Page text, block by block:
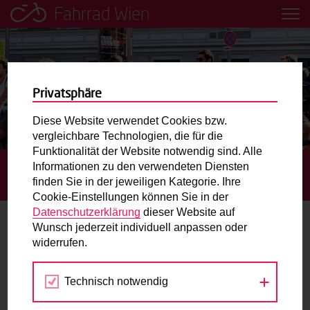
Fahrrad Wien
Leih dir einfach ein Transportfahrrad in deiner Nähe aus!
Mobilitätsbildung für Kinder und
Jugendliche
Radweg-Projektkarte
Routenplaner
Mit dem Fahrrad in Wien unterwegs? Hier finden Sie die
beste Route.
Wunschbox
Sie haben ein Anliegen zum Radverkehr? Schreiben Sie
STARTSEITE TERMINE
GRATIS RADCHECK IM
SUPERGRÄTZL
08.
SEP
2023
Privatsphäre
Diese Website verwendet Cookies bzw.
vergleichbare Technologien, die für die
Funktionalität der Website notwendig sind. Alle
Informationen zu den verwendeten Diensten
finden Sie in der jeweiligen Kategorie. Ihre
Cookie-Einstellungen können Sie in der
Datenschutzerklärung dieser Website auf
Wunsch jederzeit individuell anpassen oder
widerrufen.
Technisch notwendig